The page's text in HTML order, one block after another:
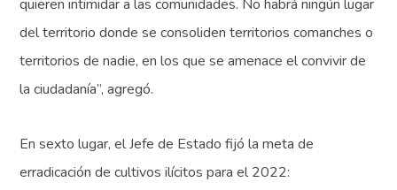
quieren intimidar a las comunidades. No habrá ningún lugar
del territorio donde se consoliden territorios comanches o
territorios de nadie, en los que se amenace el convivir de
la ciudadanía”, agregó.
En sexto lugar, el Jefe de Estado fijó la meta de
erradicación de cultivos ilícitos para el 2022: